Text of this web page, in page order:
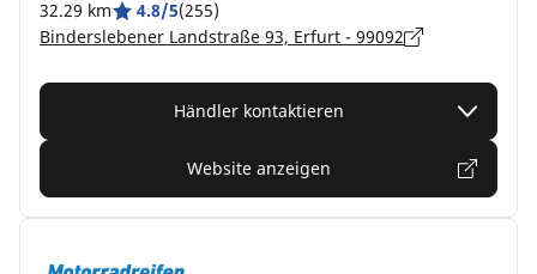
32.29 km 4.8/5(255)
Binderslebener Landstraße 93, Erfurt - 99092
Händler kontaktieren
Website anzeigen